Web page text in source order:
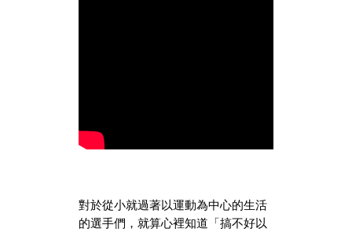
對於從小就過著以運動為中心的生活
的選手們，就算心裡知道「搞不好以